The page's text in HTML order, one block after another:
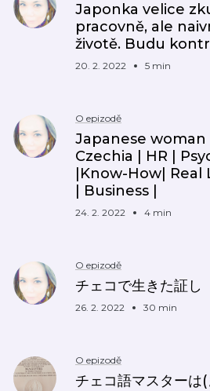
Japonka velice
pracovně, ale
životě. Budu
20. 2. 2022 5 min
O epizodě
Japanese woman
Czechia | HR |
|Know-How| Real
| Business |
24. 2. 2022 4 min
O epizodě
チェコで生きた証し
26. 2. 2022 30 min
O epizodě
チェコ語マスターは